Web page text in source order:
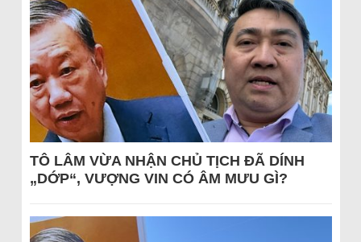
TÔ LÂM VỪA NHẬN CHỦ TỊCH ĐÃ DÍNH
„DỚP“, VƯỢNG VIN CÓ ÂM MƯU GÌ?